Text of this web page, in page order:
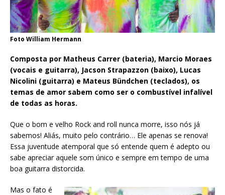
Foto William Hermann
Composta por Matheus Carrer (bateria), Marcio Moraes
(vocais e guitarra), Jacson Strapazzon (baixo), Lucas
Nicolini (guitarra) e Mateus Bündchen (teclados), os
temas de amor sabem como ser o combustível infalível
de todas as horas.
Que o bom e velho Rock and roll nunca morre, isso nós já
sabemos! Aliás, muito pelo contrário… Ele apenas se renova!
Essa juventude atemporal que só entende quem é adepto ou
sabe apreciar aquele som único e sempre em tempo de uma
boa guitarra distorcida.
Mas o fato é